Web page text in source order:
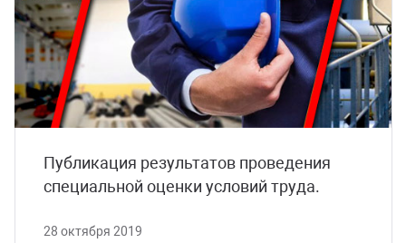
Публикация результатов проведения
специальной оценки условий труда.
28 октября 2019